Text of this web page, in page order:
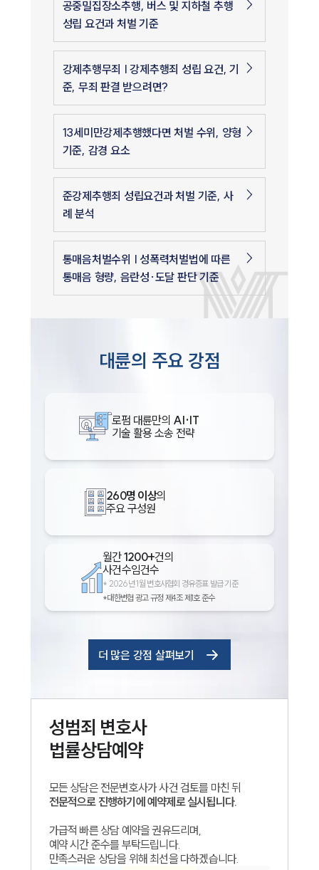
인재채용
만화로 보는 사례
공중밀집장소추행, 버스 및 지하철 추행
성립 요건과 처벌 기준
강제추행무죄 | 강제추행죄 성립 요건, 기
준, 무죄 판결 받으려면?
13세미만강제추행했다면 처벌 수위, 양형
기준, 감경 요소
준강제추행죄 성립요건과 처벌 기준, 사
례 분석
통매음처벌수위 | 성폭력처벌법에 따른
통매음 형량, 음란성·도달 판단 기준
대륜의 주요 강점
로펌 대륜만의 AI·IT
기술 활용 소송 전략
260명 이상의
주요 구성원
월간1200+건의
사건수임건수
* 2026년 1월 변호사협회 경유증표 발급 기준
*대한변협 광고 규정 제4조 제1호 준수
더 많은 강점 살펴보기
성범죄 변호사
법률상담예약
모든 상담은 전문변호사가 사건 검토를 마친 뒤
전문적으로 진행하기에 예약제로 실시됩니다.
가급적 빠른 상담 예약을 권유드리며,
예약 시간 준수를 부탁드립니다.
만족스러운 상담을 위해 최선을 다하겠습니다.